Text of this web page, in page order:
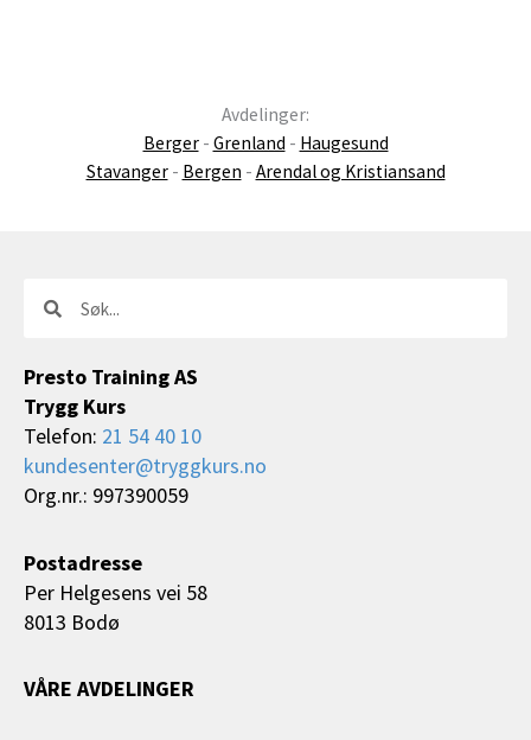
Avdelinger:
Berger- Grenland - Haugesund
Stavanger- Bergen - Arendal og Kristiansand
Søk
Presto Training AS
Trygg Kurs
Telefon: 21 54 40 10
kundesenter@tryggkurs.no
Org.nr.: 997390059
Postadresse
Per Helgesens vei 58
8013 Bodø
VÅRE AVDELINGER